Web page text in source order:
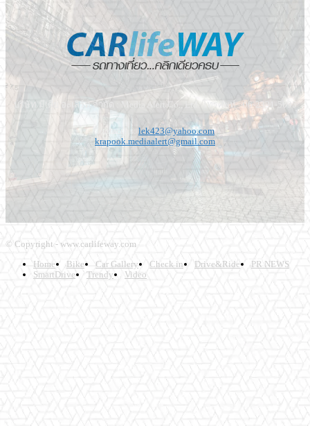
บริษัท มีเดีย อะเลิร์ท จำกัด : Media Alert Co., Ltd. โทรศัพท์ : 06-2331-5695
Contact us: lek423@yahoo.com,
krapook.mediaalert@gmail.com
© Copyright - www.carlifeway.com
Home
Bike Car Gallery Check in Drive&Ride
PR NEWS
SmartDrive
Trendy Video